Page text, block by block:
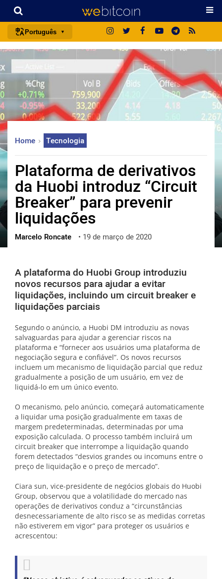
Português
português (BR)
español
français
italiano
日本語
русский
한국어
العربية
ไทย
ქართული
vietnamese
Home Tecnologia
Plataforma de derivativos
da Huobi introduz “Circuit
Breaker” para prevenir
liquidações
Marcelo Roncate • 19 de março de 2020
A plataforma do Huobi Group introduziu
novos recursos para ajudar a evitar
liquidações, incluindo um circuit breaker e
liquidações parciais
Segundo o anúncio, a Huobi DM introduziu as novas
salvaguardas para ajudar a gerenciar riscos na
plataforma e “fornecer aos usuários uma plataforma de
negociação segura e confiável”. Os novos recursos
incluem um mecanismo de liquidação parcial que reduz
gradualmente a posição de um usuário, em vez de
liquidá-lo em um único evento.
O mecanismo, pelo anúncio, começará automaticamente
a liquidar uma posição gradualmente em taxas de
margem predeterminadas, determinadas por uma
exposição calculada. O processo também incluirá um
circuit breaker que interrompe a liquidação quando
forem detectados “desvios grandes ou incomuns entre o
preço de liquidação e o preço de mercado”.
Ciara sun, vice-presidente de negócios globais do Huobi
Group, observou que a volatilidade do mercado nas
operações de derivativos conduz a “circunstâncias
desnecessariamente de alto risco se as medidas corretas
não estiverem em vigor” para proteger os usuários e
acrescentou: